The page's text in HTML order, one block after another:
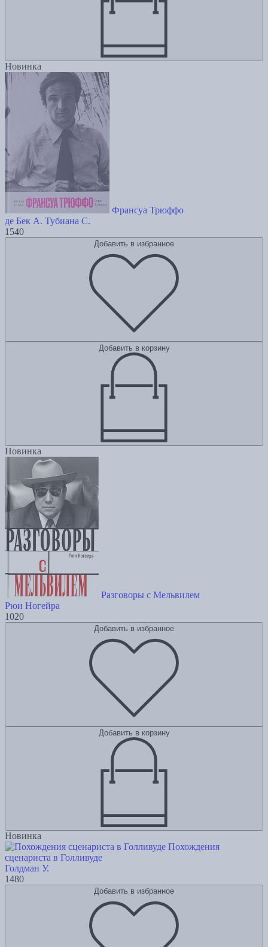
Новинка
Франсуа Трюффо
де Бек А. Тубиана С.
1540
Добавить в избранное
Добавить в корзину
Новинка
Разговоры с Мельвилем
Рюи Ногейра
1020
Добавить в избранное
Добавить в корзину
Новинка
Похождения
сценариста в Голливуде
Голдман У.
1480
Добавить в избранное